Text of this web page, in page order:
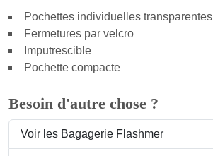
Pochettes individuelles transparentes
Fermetures par velcro
Imputrescible
Pochette compacte
Besoin d'autre chose ?
Voir les Bagagerie Flashmer